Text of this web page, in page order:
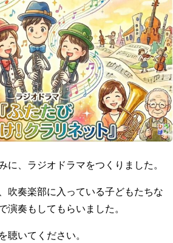
に、ラジオドラマをつくりました。
吹奏楽部に入っている子どもたちな
演奏もしてもらいました。
聴いてください。